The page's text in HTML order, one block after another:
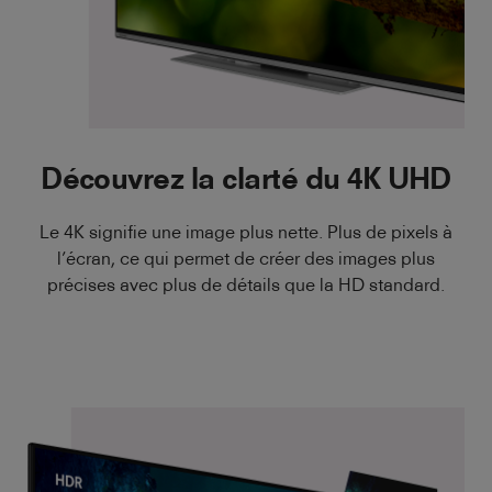
Découvrez la clarté du 4K UHD
Le 4K signifie une image plus nette. Plus de pixels à
l’écran, ce qui permet de créer des images plus
précises avec plus de détails que la HD standard.